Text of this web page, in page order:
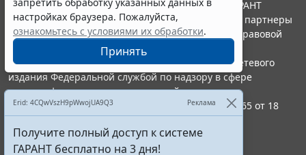
настройках браузера. Пожалуйста,
ознакомьтесь с условиями их обработки.
Принять
Erid: 4CQwVszH9pWwojUA9Q3 Реклама
Получите полный доступ к системе
ГАРАНТ бесплатно на 3 дня!
© ООО "НПП "ГАРАНТ-СЕРВИС", 2026. Система ГАРАНТ
выпускается с 1990 года. Компания "Гарант" и ее партнеры
являются участниками Российской ассоциации правовой
информации ГАРАНТ.
Портал ГАРАНТ.РУ зарегистрирован в качестве сетевого
издания Федеральной службой по надзору в сфере
связи,информационных технологий и массовых
коммуникаций (Роскомнадзором), Эл № ФС77-58365 от 18
июня 2014 года.
16+